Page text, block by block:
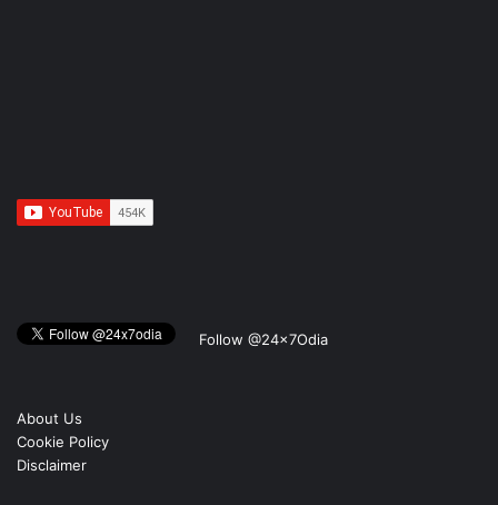
Follow @24x7Odia
About Us
Cookie Policy
Disclaimer